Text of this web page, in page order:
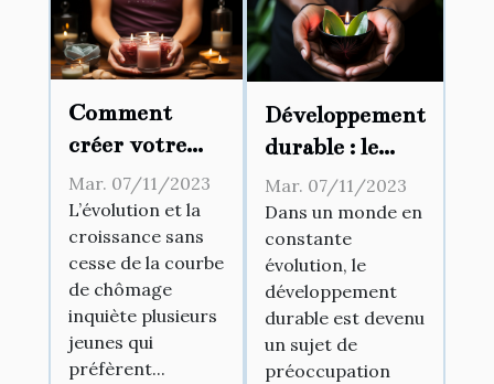
Comment
créer votre
propre
business ?
Mar. 07/11/2023
L’évolution et la
croissance sans
cesse de la courbe
de chômage
inquiète plusieurs
jeunes qui
préfèrent...
Développement
durable : le
nouvel enjeu
des entreprises
ambitieuses
Mar. 07/11/2023
Dans un monde en
constante
évolution, le
développement
durable est devenu
un sujet de
préoccupation